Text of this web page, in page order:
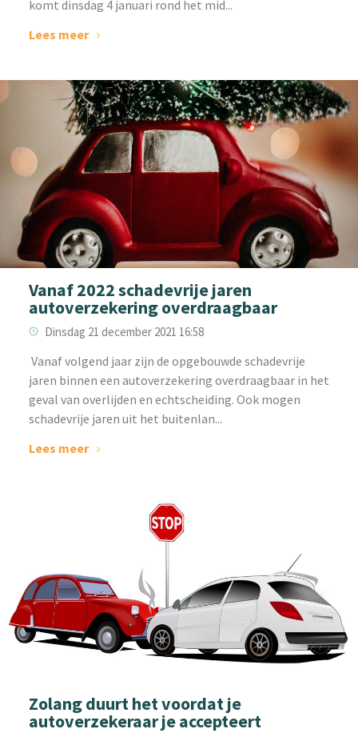
komt dinsdag 4 januari rond het mid...
Lees meer
Vanaf 2022 schadevrije jaren
autoverzekering overdraagbaar
Dinsdag 21 december 2021 16:58
‌ Vanaf volgend jaar zijn de opgebouwde schadevrije
jaren binnen een autoverzekering overdraagbaar in het
geval van overlijden en echtscheiding. Ook mogen
schadevrije jaren uit het buitenlan...
Lees meer
Zolang duurt het voordat je
autoverzekeraar je accepteert